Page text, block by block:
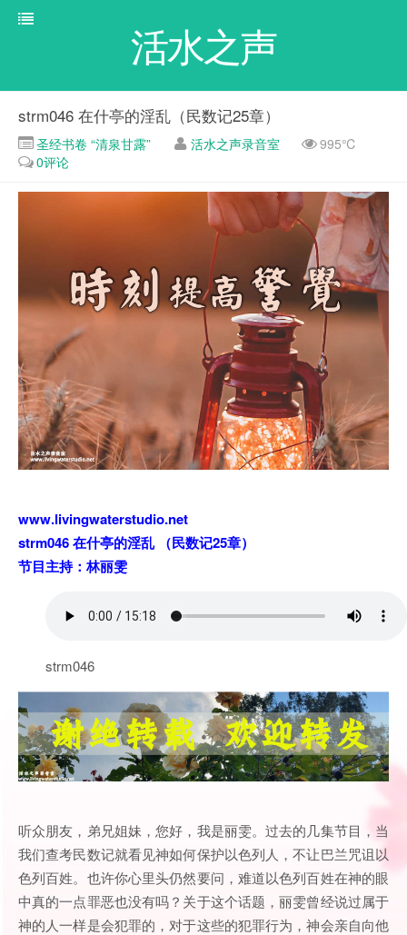
活水之声
strm046 在什亭的淫乱（民数记25章）
圣经书卷 “清泉甘露” 活水之声录音室
995℃
0评论
www.livingwaterstudio.net
strm046 在什亭的淫乱 （民数记25章）
节目主持：林丽雯
strm046
听众朋友，弟兄姐妹，您好，我是丽雯。过去的几集节目，当
我们查考民数记就看见神如何保护以色列人，不让巴兰咒诅以
色列百姓。也许你心里头仍然要问，难道以色列百姓在神的眼
中真的一点罪恶也没有吗？关于这个话题，丽雯曾经说过属于
神的人一样是会犯罪的，对于这些的犯罪行为，神会亲自向他